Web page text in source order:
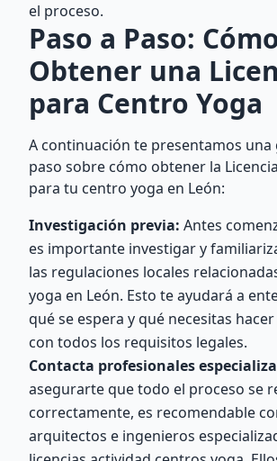
el proceso.
Paso a Paso:
Obtener una
para Centro Yoga
A continuación te presentamos una
paso sobre cómo obtener la
para tu centro yoga en León:
Investigación previa: Antes
es importante investigar y
las regulaciones locales
yoga en León. Esto te ayudará a
qué se espera y qué necesitas
con todos los requisitos legales.
Contacta profesionales
asegurarte que todo el proceso se
correctamente, es recomendable
arquitectos e ingenieros